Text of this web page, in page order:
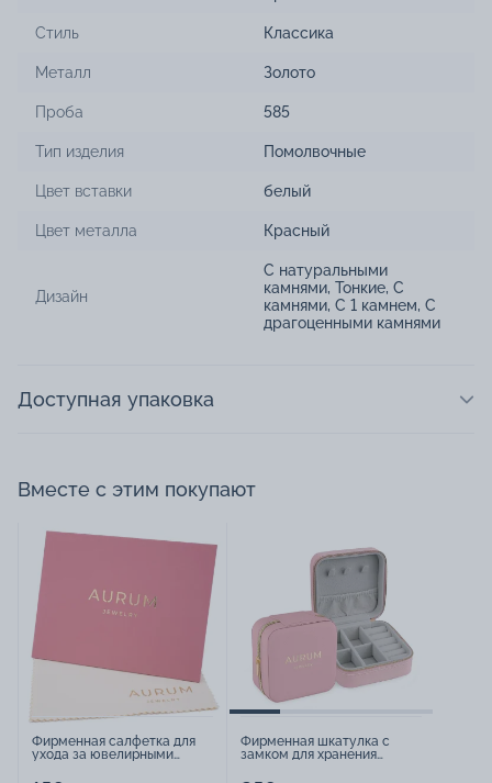
Стиль Классика
Металл Золото
Проба 585
Тип изделия Помолвочные
Цвет вставки белый
Цвет металла Красный
Дизайн
С натуральными
камнями, Тонкие, С
камнями, С 1 камнем, С
драгоценными камнями
Доступная упаковка
Вместе с этим покупают
Фирменная салфетка для
ухода за ювелирными
Фирменная шкатулка с
замком для хранения